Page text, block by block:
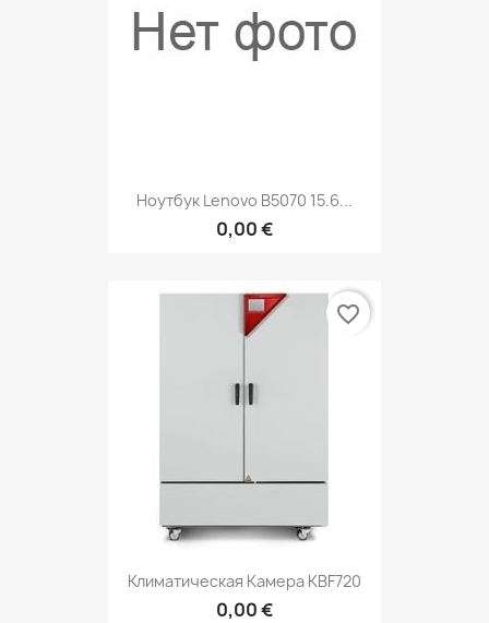
Ноутбук Lenovo B5070 15.6...
0,00 €
Климатическая Камера KBF720
0,00 €
favorite_border